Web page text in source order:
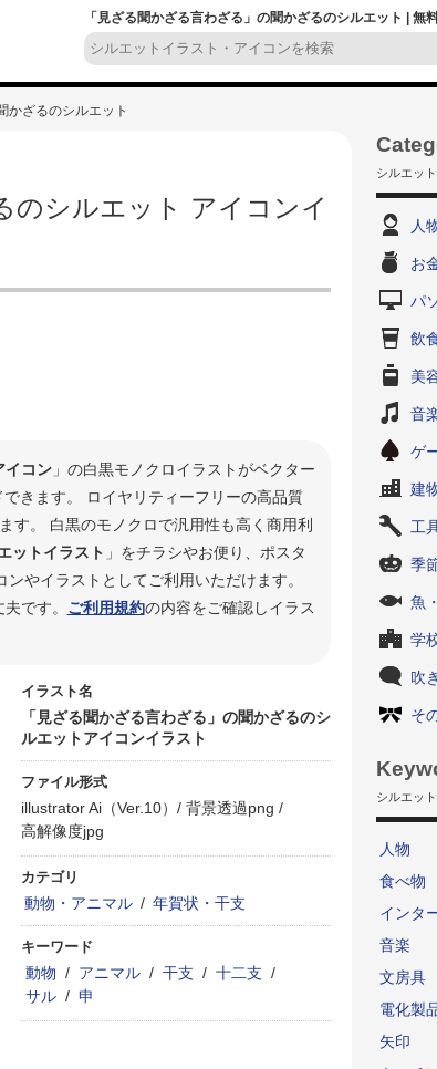
「見ざる聞かざる言わざる」の聞かざるのシルエット | 無
かざるのシルエット
のシルエット アイコンイ
イコン」の白黒モノクロイラストがベクター
きます。 ロイヤリティーフリーの高品質
す。 白黒のモノクロで汎用性も高く商用利
ットイラスト 」をチラシやお便り、ポスタ
やイラストとしてご利用いただけます。
です。 ご利用規約の内容をご確認しイラス
イラスト名
「見ざる聞かざる言わざる」の聞かざるのシ
ルエットアイコンイラスト
ファイル形式
illustrator Ai（Ver.10）/ 背景透過png /
高解像度jpg
カテゴリ
動物・アニマル / 年賀状・干支
キーワード
動物 / アニマル / 干支 / 十二支 /
サル / 申
シルエッ
人
お
パ
飲
美
音
ゲ
建
工
季
魚
学
吹
そ
シルエッ
人物
食べ物
インタ
音楽
文房具
電化製
矢印